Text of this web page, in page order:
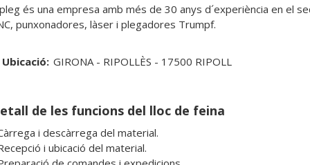
és una empresa amb més de 30 anys d´experiència en el
punxonadores, làser i plegadores Trumpf.
Ubicació: GIRONA - RIPOLLÈS - 17500 RIPOLL
de les funcions del lloc de feina
i descàrrega del material.
i ubicació del material.